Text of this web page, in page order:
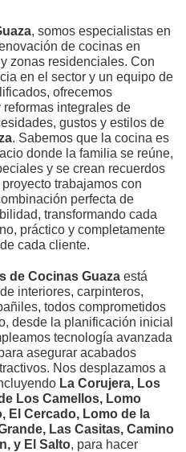
, somos especialistas en
de cocinas en
zonas residenciales. Con
en el sector y un equipo de
ofrecemos
integrales de
gustos y estilos de
. Sabemos que la cocina es
donde la familia se reúne,
y se crean recuerdos
trabajamos con
perfecta de
transformando cada
práctico y completamente
cada cliente.
de Cocinas Guaza está
interiores, carpinteros,
todos comprometidos
desde la planificación inicial
tecnología avanzada
asegurar acabados
Nos desplazamos a
La Corujera, Los
Los Camellos, Lomo
El Cercado, Lomo de la
Las Casitas, Camino
y El Salto, para hacer